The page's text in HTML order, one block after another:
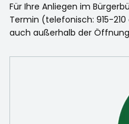
Für Ihre Anliegen im
Termin (telefonisch: 915-
auch außerhalb der